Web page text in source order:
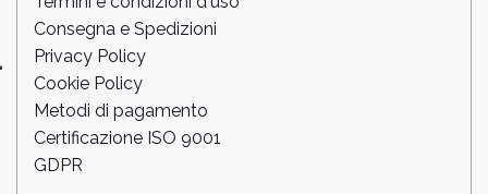
Consegna e Spedizioni
Privacy Policy
Cookie Policy
Metodi di pagamento
Certificazione ISO 9001
GDPR